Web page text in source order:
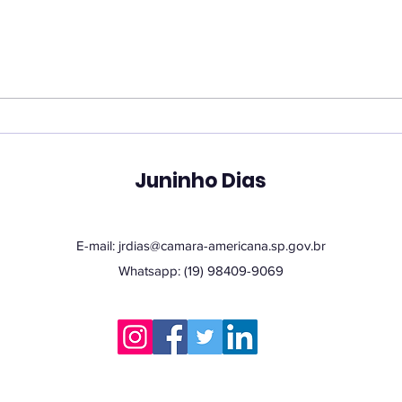
propõe programa que
tecnologiaJuninho Dias
E-mail: jrdias@camara-americana.sp.gov.br
Whatsapp: (19) 98409-9069